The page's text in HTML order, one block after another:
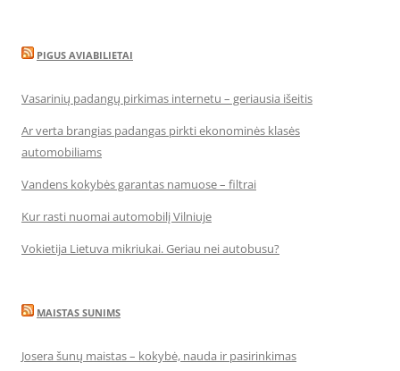
PIGUS AVIABILIETAI
Vasarinių padangų pirkimas internetu – geriausia išeitis
Ar verta brangias padangas pirkti ekonominės klasės
automobiliams
Vandens kokybės garantas namuose – filtrai
Kur rasti nuomai automobilį Vilniuje
Vokietija Lietuva mikriukai. Geriau nei autobusu?
MAISTAS SUNIMS
Josera šunų maistas – kokybė, nauda ir pasirinkimas